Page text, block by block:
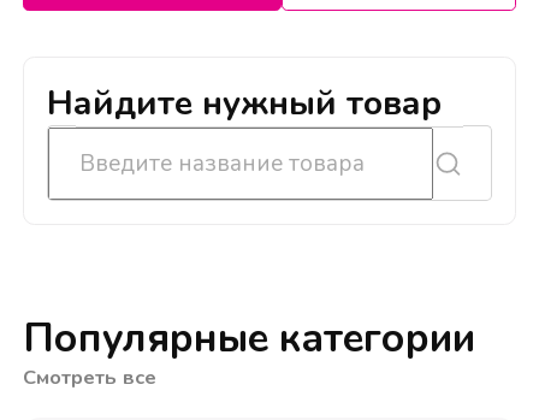
Найдите нужный товар
Популярные категории
Смотреть все